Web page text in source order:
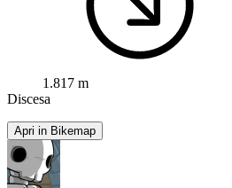
1.817 m
Discesa
Apri in Bikemap